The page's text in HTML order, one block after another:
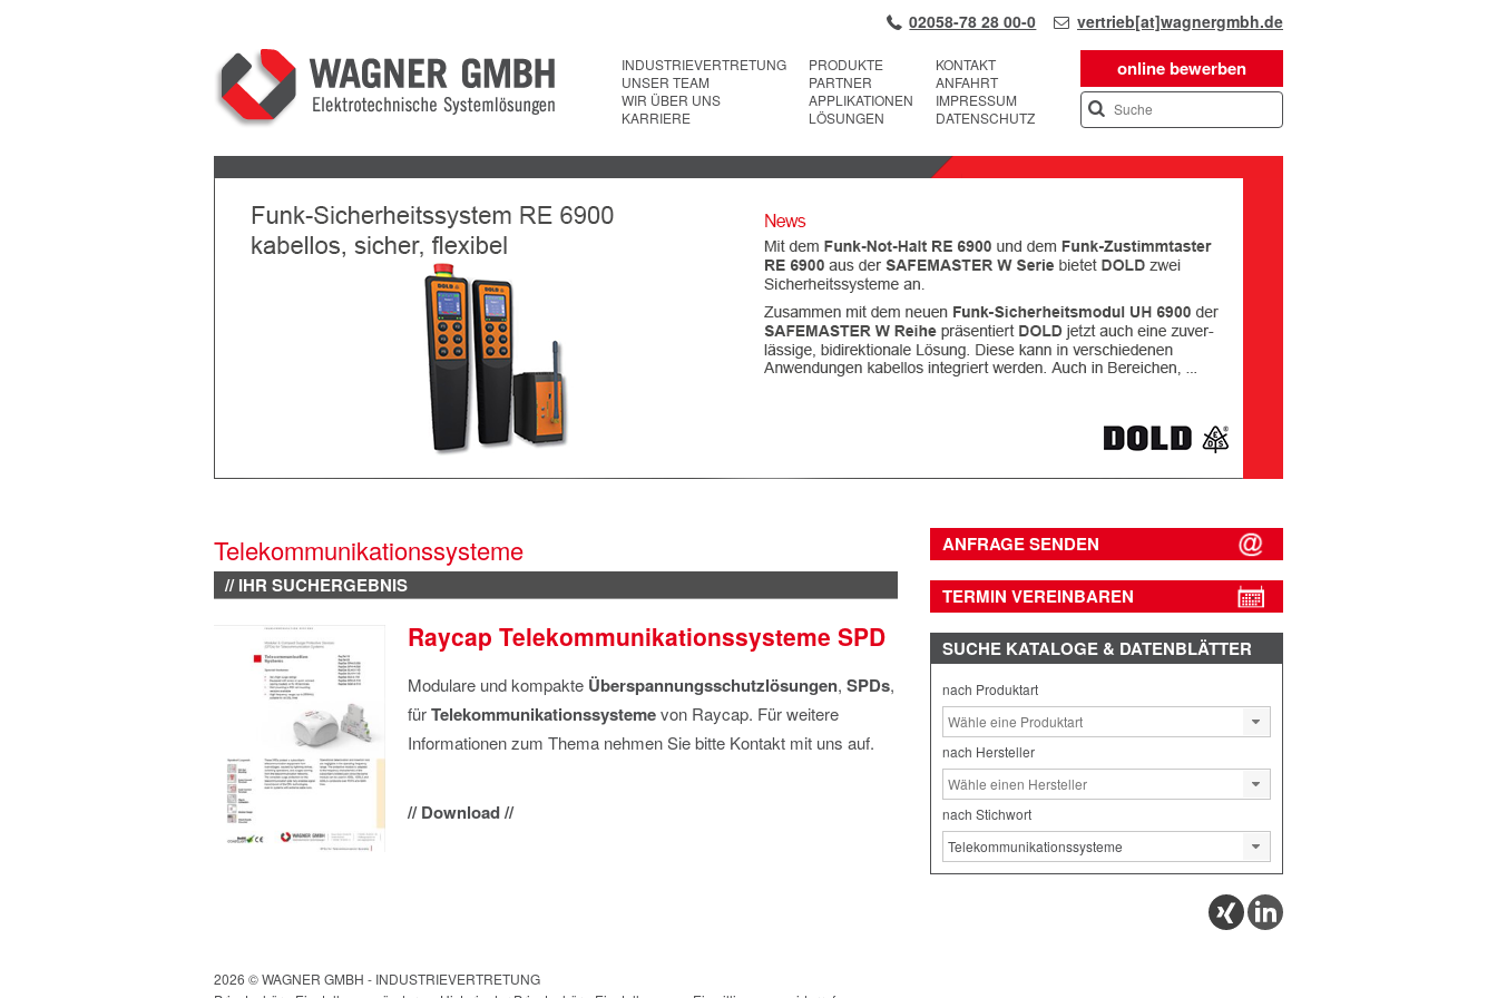
02058-78 28 00-0 vertrieb[at]wagnergmbh.de
online bewerben
INDUSTRIEVERTRETUNG
UNSER TEAM
WIR ÜBER UNS
KARRIERE
PRODUKTE
PARTNER
APPLIKATIONEN
LÖSUNGEN
KONTAKT
ANFAHRT
IMPRESSUM
DATENSCHUTZ
Next
Telekommunikationssysteme
// IHR SUCHERGEBNIS
Raycap Telekommunikationssysteme SPD
Modulare und kompakte Überspannungsschutzlösungen, SPDs,
fürTelekommunikationssystemevon Raycap. Für weitere
Informationen zum Thema nehmen Sie bitte Kontakt mit uns auf.
// Download //
ANFRAGE SENDEN
TERMIN VEREINBAREN
SUCHE KATALOGE & DATENBLÄTTER
nach Produktart
nach Hersteller
nach Stichwort
2026 © WAGNER GMBH - INDUSTRIEVERTRETUNG